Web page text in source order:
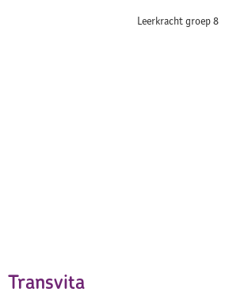
Leerkracht groep 8
Transvita